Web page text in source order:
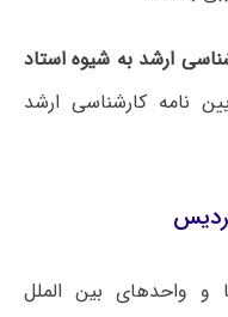
ارشد به شیوه استاد
نامه کارشناسی ارشد
واحدهای بین الملل